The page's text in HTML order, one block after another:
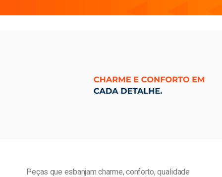
Peças que esbanjam charme, conforto, qualidade